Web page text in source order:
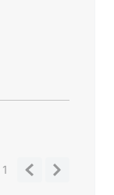
1